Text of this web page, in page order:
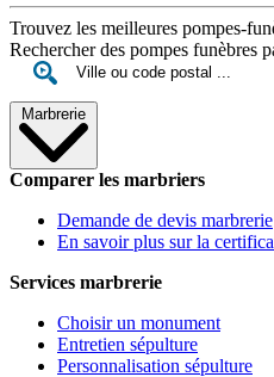
Trouvez les meilleures pompes-
Rechercher des pompes funèbres
Marbrerie
Comparer les marbriers
Demande de devis marbrerie
En savoir plus sur la
Services marbrerie
Choisir un monument
Entretien sépulture
Personnalisation sépulture